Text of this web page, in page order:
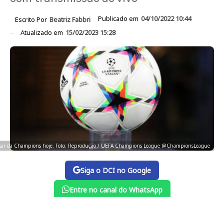
Escrito Por Beatriz Fabbri Publicado em 04/10/2022 10:44
Atualizado em 15/02/2023 15:28
da Champions hoje. Foto: Reprodução / UEFA Champions League @ChampionsLeague
Siga o DCI no Google
Entre no canal do WhatsApp